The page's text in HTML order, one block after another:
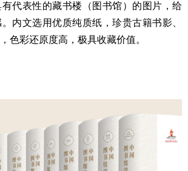
代表性的藏书楼（图书馆）的图片，给
内文选用优质纯质纸，珍贵古籍书影、
色彩还原度高，极具收藏价值。